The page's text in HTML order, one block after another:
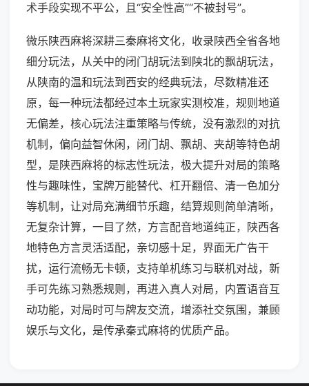
术手段实现不平公，且“安全性高”“不被封号”。
微乐陕西麻将深耕三秦麻将文化，收录陕西全省各地
细分玩法，从关中的闭门胡玩法到陕北的飘胡玩法，
从陕南的温和玩法到西安的经典玩法，尽数精准还
原，每一种玩法都经过本土玩家实测校准，规则地道
无偏差，核心玩法注重策略与传统，没有激烈的对抗
机制，偏向益智休闲，闭门胡、飘胡、夹胡等特色胡
型，是陕西麻将的标志性玩法，极大提升对局的策略
性与趣味性，宝牌万能替代、杠开翻倍、清一色加分
等机制，让对局充满细节乐趣，结算规则简单清晰，
无复杂计算，一目了然，方言配音地道纯正，陕西各
地特色方言灵活适配，亲切感十足，界面无广告干
扰，运行流畅无卡顿，支持单机练习与联机对战，新
手可先练习熟悉规则，再进入真人对局，内置语音互
动功能，对局时可与牌友交流，增添社交氛围，兼顾
娱乐与文化，是传承秦式麻将的优质产品。